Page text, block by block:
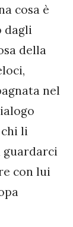
cosa è
dagli
della
nel
li
guardarci
con lui